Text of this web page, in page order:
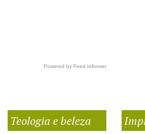
Powered by Feed Informer
Teologia e beleza